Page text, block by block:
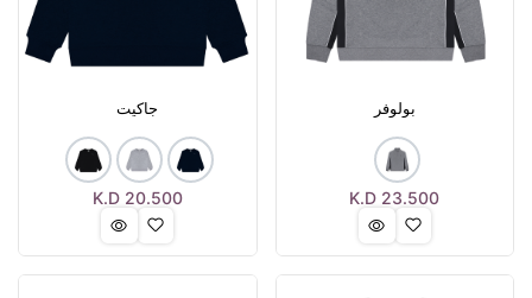
بولوفر
23.500
جاكيت
20.500
K.D